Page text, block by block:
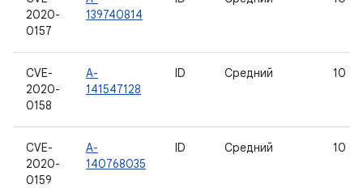
2020-
0157
139740814
CVE-
2020-
0158
A-
141547128
ID Средний 10
CVE-
2020-
0159
A-
140768035
ID Средний 10